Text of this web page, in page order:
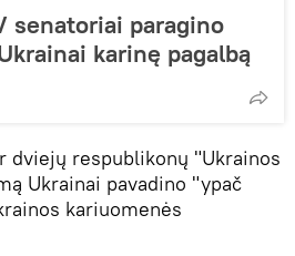
senatoriai paragino
karinę pagalbą
dviejų respublikonų "Ukrainos
Ukrainai pavadino "ypač
kariuomenės